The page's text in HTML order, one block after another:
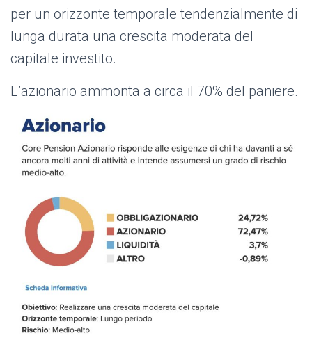
per un orizzonte temporale tendenzialmente di
lunga durata una crescita moderata del
capitale investito.
L’azionario ammonta a circa il 70% del paniere.